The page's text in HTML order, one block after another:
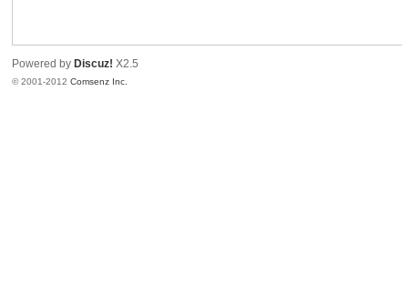
Powered by Discuz! X2.5
© 2001-2012Comsenz Inc.